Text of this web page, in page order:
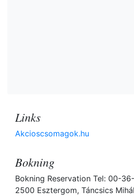
Links
Akcioscsomagok.hu
Bokning
Bokning Reservation Tel: 00-
2500 Esztergom, Táncsics